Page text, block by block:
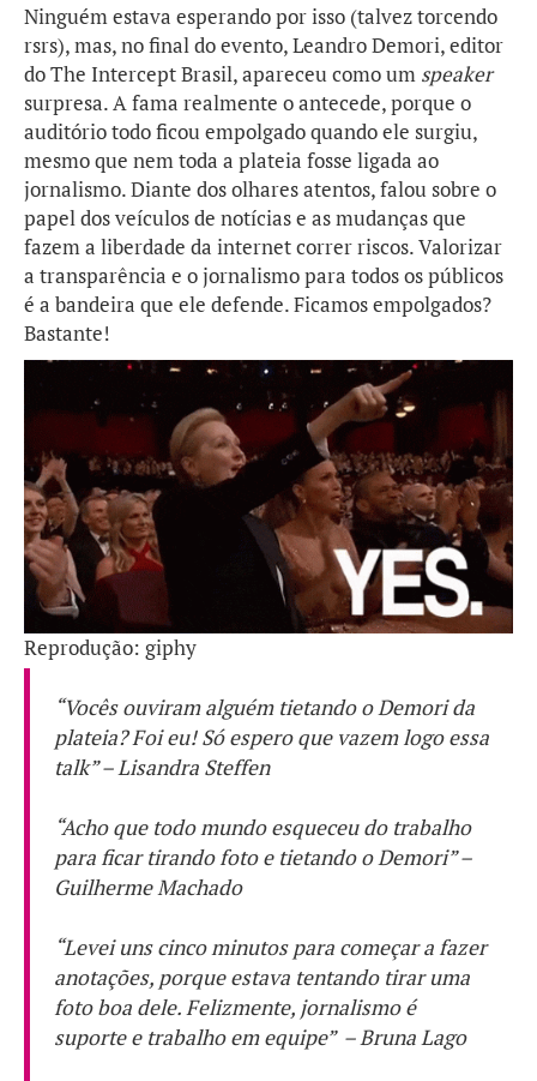
Ninguém estava esperando por isso (talvez torcendo
rsrs), mas, no final do evento, Leandro Demori, editor
do The Intercept Brasil, apareceu como um speaker
surpresa. A fama realmente o antecede, porque o
auditório todo ficou empolgado quando ele surgiu,
mesmo que nem toda a plateia fosse ligada ao
jornalismo. Diante dos olhares atentos, falou sobre o
papel dos veículos de notícias e as mudanças que
fazem a liberdade da internet correr riscos. Valorizar
a transparência e o jornalismo para todos os públicos
é a bandeira que ele defende. Ficamos empolgados?
Bastante!
Reprodução: giphy
“Vocês ouviram alguém tietando o Demori da
plateia? Foi eu! Só espero que vazem logo essa
talk” – Lisandra Steffen
“Acho que todo mundo esqueceu do trabalho
para ficar tirando foto e tietando o Demori” –
Guilherme Machado
“Levei uns cinco minutos para começar a fazer
anotações, porque estava tentando tirar uma
foto boa dele. Felizmente, jornalismo é
suporte e trabalho em equipe” – Bruna Lago